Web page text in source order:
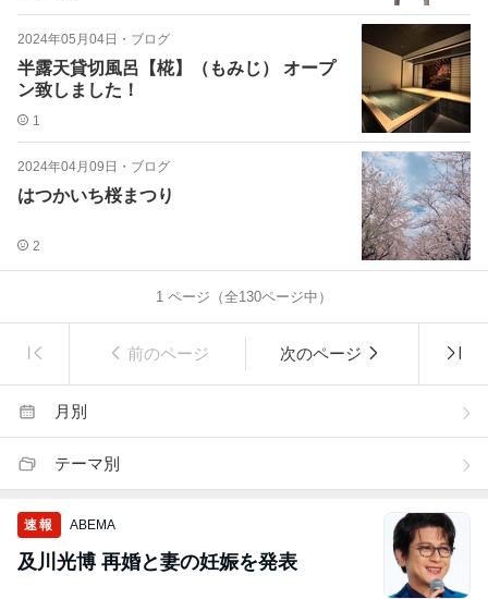
2024年05月04日 ・ ブログ
半露天貸切風呂【椛】（もみじ） オープ
ン致しました！
1
2024年04月09日 ・ ブログ
はつかいち桜まつり
2
1 ページ（全130ページ中）
前のページ 次のページ
月別
テーマ別
速報 ABEMA
及川光博 再婚と妻の妊娠を発表